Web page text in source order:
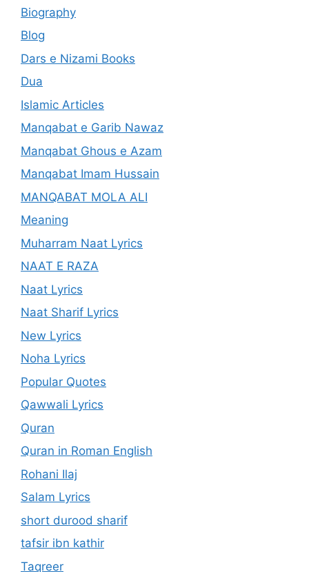
Biography
Blog
Dars e Nizami Books
Dua
Islamic Articles
Manqabat e Garib Nawaz
Manqabat Ghous e Azam
Manqabat Imam Hussain
MANQABAT MOLA ALI
Meaning
Muharram Naat Lyrics
NAAT E RAZA
Naat Lyrics
Naat Sharif Lyrics
New Lyrics
Noha Lyrics
Popular Quotes
Qawwali Lyrics
Quran
Quran in Roman English
Rohani Ilaj
Salam Lyrics
short durood sharif
tafsir ibn kathir
Taqreer